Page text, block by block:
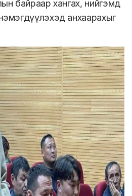
байраар хангах, нийгэмд
анхаарахыг